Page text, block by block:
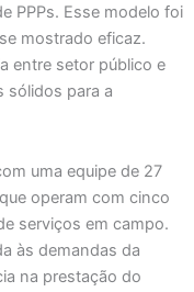
PPPs. Esse modelo foi
mostrado eficaz.
entre setor público e
sólidos para a
uma equipe de 27
operam com cinco
serviços em campo.
às demandas da
na prestação do